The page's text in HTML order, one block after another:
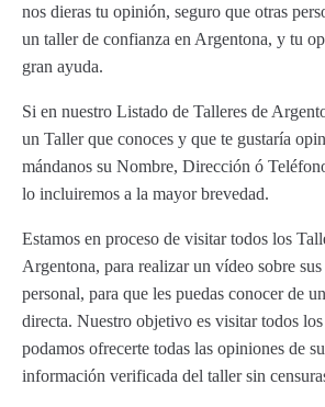
nos dieras tu opinión, seguro que otras
un taller de confianza en Argentona, y tu
gran ayuda.
Si en nuestro Listado de Talleres de
un Taller que conoces y que te gustaría
mándanos su Nombre, Dirección ó
lo incluiremos a la mayor brevedad.
Estamos en proceso de visitar todos los
Argentona, para realizar un vídeo sobre
personal, para que les puedas conocer de
directa. Nuestro objetivo es visitar todos
podamos ofrecerte todas las opiniones de
información verificada del taller sin